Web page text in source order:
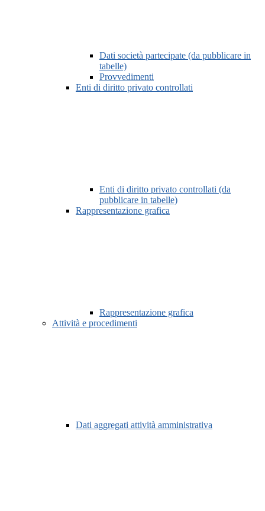
Dati società partecipate (da pubblicare in
tabelle)
Provvedimenti
Enti di diritto privato controllati
Enti di diritto privato controllati (da
pubblicare in tabelle)
Rappresentazione grafica
Rappresentazione grafica
Attività e procedimenti
Dati aggregati attività amministrativa